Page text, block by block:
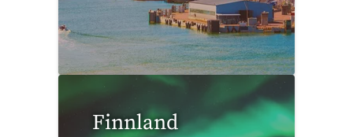
0 Reisen gefunden
Finnland